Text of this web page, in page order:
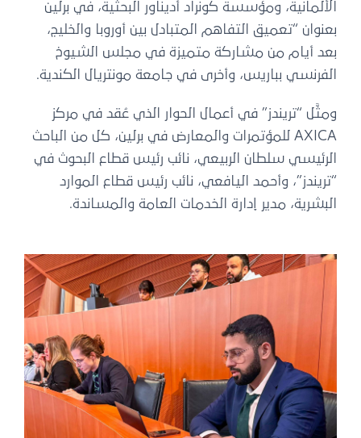
الألمانية، ومؤسسة كونراد أديناور البحثية، في برلين
بعنوان “تعميق التفاهم المتبادل بين أوروبا والخليج،
بعد أيام من مشاركة متميزة في مجلس الشيوخ
الفرنسي بباريس، وأخرى في جامعة مونتريال الكندية.
ومثَّل “تريندز” في أعمال الحوار الذي عُقد في مركز
AXICA للمؤتمرات والمعارض في برلين، كل من الباحث
الرئيسي سلطان الربيعي، نائب رئيس قطاع البحوث في
“تريندز”، وأحمد اليافعي، نائب رئيس قطاع الموارد
البشرية، مدير إدارة الخدمات العامة والمساندة.